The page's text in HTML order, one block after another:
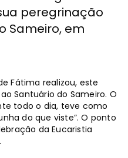
peregrinação
Sameiro, em
Fátima realizou, este
Santuário do Sameiro. O
todo o dia, teve como
do que viste”. O ponto
da Eucaristia